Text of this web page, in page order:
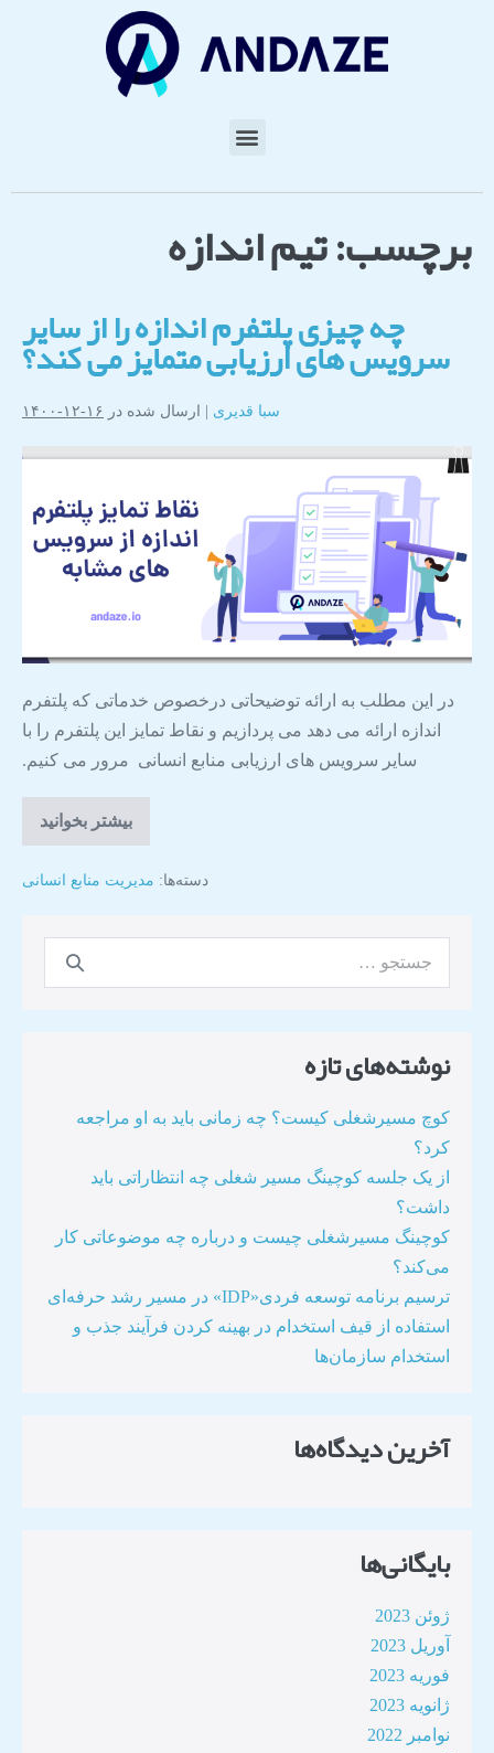
برچسب:تیم اندازه
چه چیزی پلتفرم اندازه را از سایر
سرویس های ارزیابی متمایز می کند؟
سبا قدیری| ارسال شده در ۱۶-۱۲-۱۴۰۰
در این مطلب به ارائه توضیحاتی درخصوص خدماتی که پلتفرم
اندازه ارائه می دهد می پردازیم و نقاط تمایز این پلتفرم را با
سایر سرویس های ارزیابی منابع انسانی مرور می کنیم.
بیشتر بخوانید
دسته‌ها: مدیریت منابع انسانی
نوشته‌های تازه
کوچ مسیرشغلی کیست؟ چه زمانی باید به او مراجعه
کرد؟
از یک جلسه کوچینگ مسیر شغلی چه انتظاراتی باید
داشت؟
کوچینگ مسیرشغلی چیست و درباره چه موضوعاتی کار
می‌کند؟
ترسیم برنامه توسعه فردی«IDP» در مسیر رشد حرفه‌ای
استفاده از قیف استخدام در بهینه کردن فرآیند جذب و
استخدام سازمان‌ها​
آخرین دیدگاه‌ها
بایگانی‌ها
ژوئن 2023
آوریل 2023
فوریه 2023
ژانویه 2023
نوامبر 2022